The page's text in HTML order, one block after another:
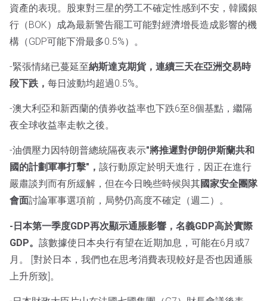
資產的表現。股東對三星的勞工不確定性感到不安，韓國銀
行（BOK）成為最新警告罷工可能對經濟增長造成影響的機
構（GDP可能下滑最多0.5%）。
-緊張情緒已蔓延至納斯達克期貨，連續三天在亞洲交易時
段下跌， 每日波動均超過0.5%。
-澳大利亞和新西蘭的債券收益率也下跌6至8個基點，繼隔
夜全球收益率走軟之後。
-油價壓力因特朗普總統隔夜表示"將推遲對伊朗伊斯蘭共和
國的計劃軍事打擊"， 該行動原定於明天進行，因正在進行
嚴肅談判而有所緩解，但在今日晚些時候與其國家安全團隊
會面討論軍事選項前，局勢仍高度不確定（週二）。
-日本第一季度GDP再次顯示通脹影響，名義GDP高於實際
GDP。 該數據使日本央行有望在近期加息，可能在6月或7
月。
[對於日本，我們也在思考消費表現較好是否也因通脹
上升所致]。